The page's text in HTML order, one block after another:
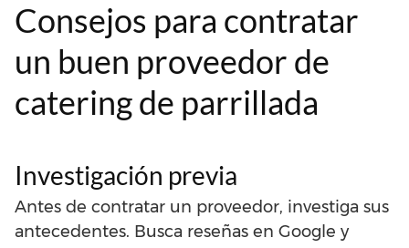
Consejos para contratar
un buen proveedor de
catering de parrillada
Investigación previa
Antes de contratar un proveedor, investiga sus
antecedentes. Busca reseñas en Google y